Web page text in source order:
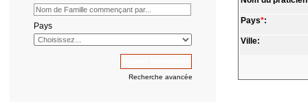
Pays
Recherche avancée
Pays*:
Ville: